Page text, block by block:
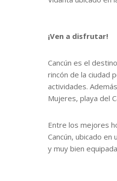
¡Ven a disfrutar!
Cancún es el
rincón de la ciudad
actividades.
Mujeres, playa del
Entre los mejores
Cancún, ubicado
y muy bien